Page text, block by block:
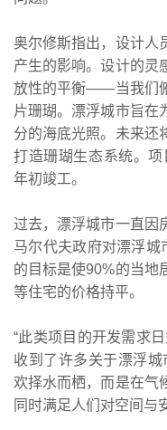
奥尔修斯指出，设计人
产生的影响。设计的灵
放性的平衡——当我们
片珊瑚。漂浮城市旨在
分的海底光照。未来还
打造珊瑚生态系统。
年初竣工。
过去，漂浮城市一直因
马尔代夫政府对漂浮城
的目标是使90%的当地
等住宅的价格持平。
“此类项目的开发需求
收到了许多关于漂浮
欢择水而栖，而是在气
同时满足人们对空间与